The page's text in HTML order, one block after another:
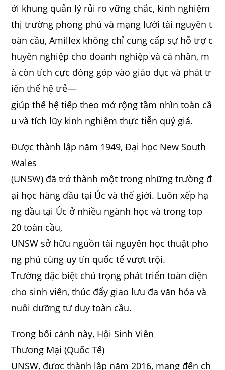
ới khung quản lý rủi ro vững chắc, kinh nghiệm
thị trường phong phú và mạng lưới tài nguyên t
oàn cầu, Amillex không chỉ cung cấp sự hỗ trợ c
huyên nghiệp cho doanh nghiệp và cá nhân, m
à còn tích cực đóng góp vào giáo dục và phát tr
iển thế hệ trẻ—
giúp thế hệ tiếp theo mở rộng tầm nhìn toàn cầ
u và tích lũy kinh nghiệm thực tiễn quý giá.
Được thành lập năm 1949, Đại học New South
Wales
(UNSW) đã trở thành một trong những trường đ
ại học hàng đầu tại Úc và thế giới. Luôn xếp hạ
ng đầu tại Úc ở nhiều ngành học và trong top
20 toàn cầu,
UNSW sở hữu nguồn tài nguyên học thuật pho
ng phú cùng uy tín quốc tế vượt trội.
Trường đặc biệt chú trọng phát triển toàn diện
cho sinh viên, thúc đẩy giao lưu đa văn hóa và
nuôi dưỡng tư duy toàn cầu.
Trong bối cảnh này, Hội Sinh Viên
Thương Mại (Quốc Tế)
UNSW, được thành lập năm 2016, mang đến ch